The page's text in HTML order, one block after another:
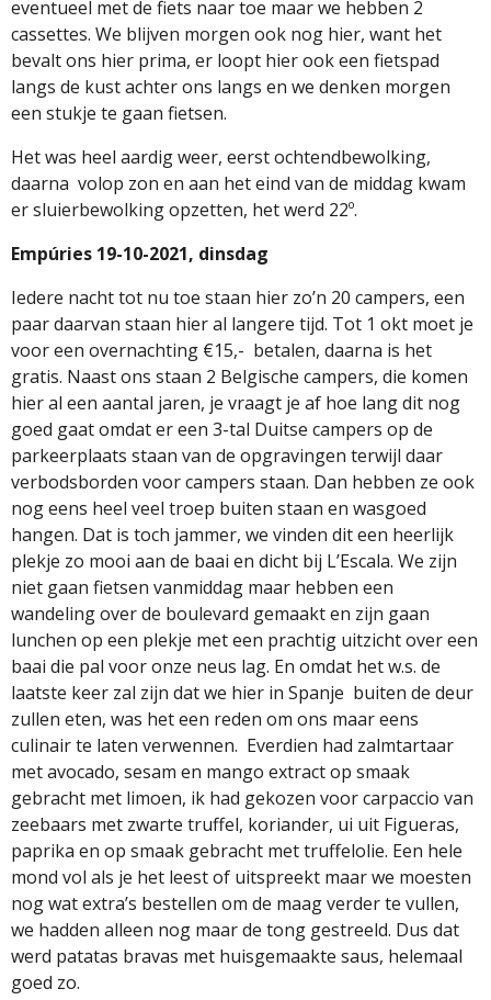
eventueel met de fiets naar toe maar we hebben 2
cassettes. We blijven morgen ook nog hier, want het
bevalt ons hier prima, er loopt hier ook een fietspad
langs de kust achter ons langs en we denken morgen
een stukje te gaan fietsen.
Het was heel aardig weer, eerst ochtendbewolking,
daarna volop zon en aan het eind van de middag kwam
er sluierbewolking opzetten, het werd 22º.
Empúries 19-10-2021, dinsdag
Iedere nacht tot nu toe staan hier zo’n 20 campers, een
paar daarvan staan hier al langere tijd. Tot 1 okt moet je
voor een overnachting €15,- betalen, daarna is het
gratis. Naast ons staan 2 Belgische campers, die komen
hier al een aantal jaren, je vraagt je af hoe lang dit nog
goed gaat omdat er een 3-tal Duitse campers op de
parkeerplaats staan van de opgravingen terwijl daar
verbodsborden voor campers staan. Dan hebben ze ook
nog eens heel veel troep buiten staan en wasgoed
hangen. Dat is toch jammer, we vinden dit een heerlijk
plekje zo mooi aan de baai en dicht bij L’Escala. We zijn
niet gaan fietsen vanmiddag maar hebben een
wandeling over de boulevard gemaakt en zijn gaan
lunchen op een plekje met een prachtig uitzicht over een
baai die pal voor onze neus lag. En omdat het w.s. de
laatste keer zal zijn dat we hier in Spanje buiten de deur
zullen eten, was het een reden om ons maar eens
culinair te laten verwennen. Everdien had zalmtartaar
met avocado, sesam en mango extract op smaak
gebracht met limoen, ik had gekozen voor carpaccio van
zeebaars met zwarte truffel, koriander, ui uit Figueras,
paprika en op smaak gebracht met truffelolie. Een hele
mond vol als je het leest of uitspreekt maar we moesten
nog wat extra’s bestellen om de maag verder te vullen,
we hadden alleen nog maar de tong gestreeld. Dus dat
werd patatas bravas met huisgemaakte saus, helemaal
goed zo.